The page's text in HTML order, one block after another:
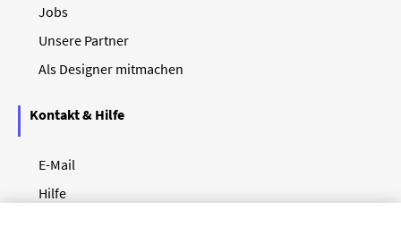
Jobs
Unsere Partner
Als Designer mitmachen
Kontakt & Hilfe
E-Mail
Hilfe